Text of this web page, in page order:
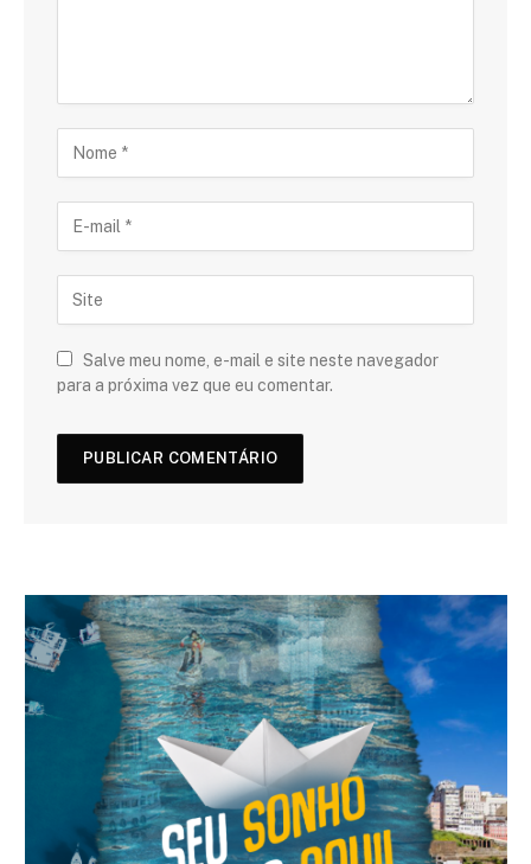
Salve meu nome, e-mail e site neste navegador
para a próxima vez que eu comentar.